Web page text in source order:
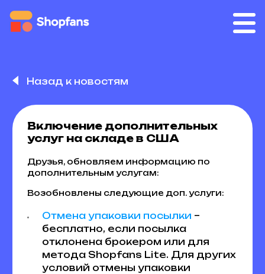
Назад к новостям
Включение дополнительных
услуг на складе в США
Друзья, обновляем информацию по
дополнительным услугам:
Возобновлены следующие доп. услуги:
Отмена упаковки посылки –
бесплатно, если посылка
отклонена брокером или для
метода Shopfans Lite. Для других
условий отмены упаковки